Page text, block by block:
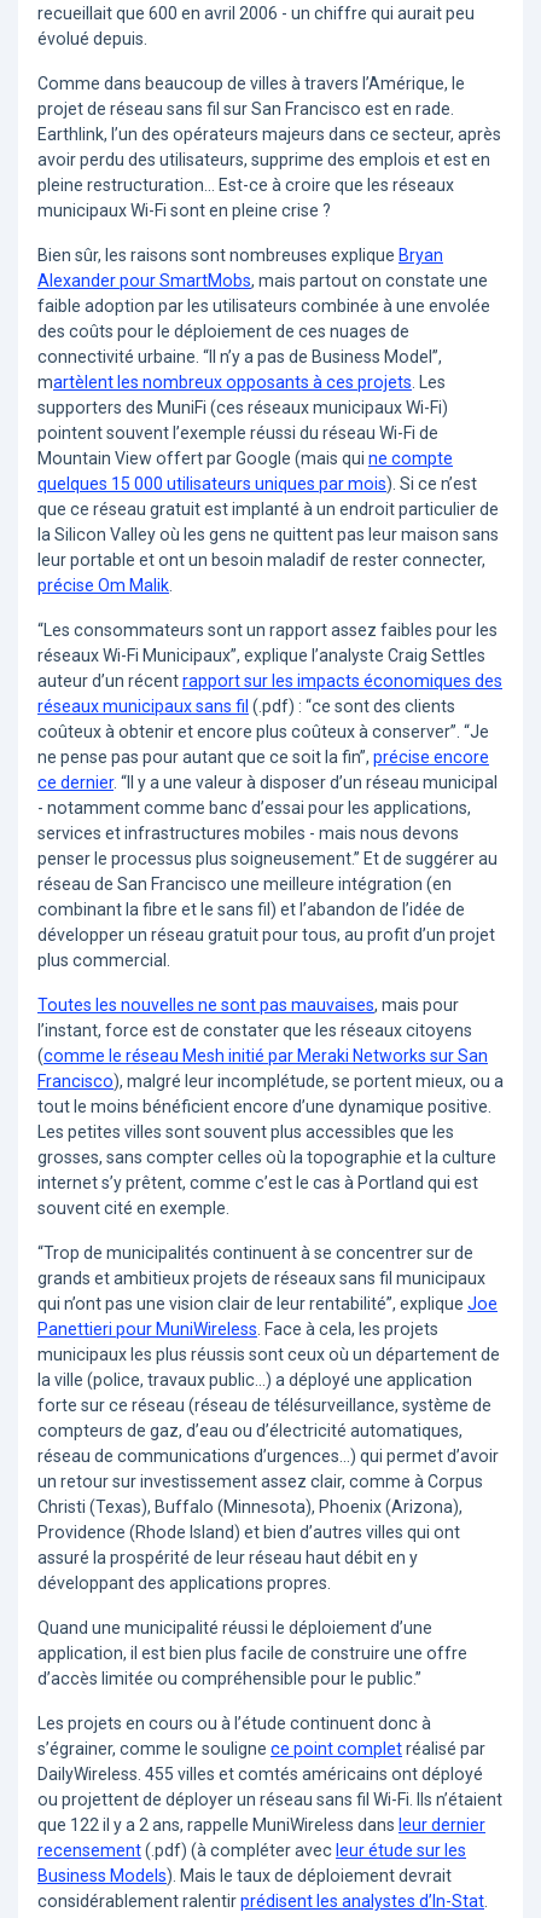
recueillait que 600 en avril 2006 - un chiffre qui aurait peu
évolué depuis.
Comme dans beaucoup de villes à travers l’Amérique, le
projet de réseau sans fil sur San Francisco est en rade.
Earthlink, l’un des opérateurs majeurs dans ce secteur, après
avoir perdu des utilisateurs, supprime des emplois et est en
pleine restructuration… Est-ce à croire que les réseaux
municipaux Wi-Fi sont en pleine crise ?
Bien sûr, les raisons sont nombreuses explique Bryan
Alexander pour SmartMobs, mais partout on constate une
faible adoption par les utilisateurs combinée à une envolée
des coûts pour le déploiement de ces nuages de
connectivité urbaine. “Il n’y a pas de Business Model”,
martèlent les nombreux opposants à ces projets. Les
supporters des MuniFi (ces réseaux municipaux Wi-Fi)
pointent souvent l’exemple réussi du réseau Wi-Fi de
Mountain View offert par Google (mais qui ne compte
quelques 15 000 utilisateurs uniques par mois). Si ce n’est
que ce réseau gratuit est implanté à un endroit particulier de
la Silicon Valley où les gens ne quittent pas leur maison sans
leur portable et ont un besoin maladif de rester connecter,
précise Om Malik.
“Les consommateurs sont un rapport assez faibles pour les
réseaux Wi-Fi Municipaux”, explique l’analyste Craig Settles
auteur d’un récentrapport sur les impacts économiques des
réseaux municipaux sans fil (.pdf) : “ce sont des clients
coûteux à obtenir et encore plus coûteux à conserver”. “Je
ne pense pas pour autant que ce soit la fin”, précise encore
ce dernier. “Il y a une valeur à disposer d’un réseau municipal
- notamment comme banc d’essai pour les applications,
services et infrastructures mobiles - mais nous devons
penser le processus plus soigneusement.” Et de suggérer au
réseau de San Francisco une meilleure intégration (en
combinant la fibre et le sans fil) et l’abandon de l’idée de
développer un réseau gratuit pour tous, au profit d’un projet
plus commercial.
Toutes les nouvelles ne sont pas mauvaises, mais pour
l’instant, force est de constater que les réseaux citoyens
(comme le réseau Mesh initié par Meraki Networks sur San
Francisco), malgré leur incomplétude, se portent mieux, ou a
tout le moins bénéficient encore d’une dynamique positive.
Les petites villes sont souvent plus accessibles que les
grosses, sans compter celles où la topographie et la culture
internet s’y prêtent, comme c’est le cas à Portland qui est
souvent cité en exemple.
“Trop de municipalités continuent à se concentrer sur de
grands et ambitieux projets de réseaux sans fil municipaux
qui n’ont pas une vision clair de leur rentabilité”, explique Joe
Panettieri pour MuniWireless. Face à cela, les projets
municipaux les plus réussis sont ceux où un département de
la ville (police, travaux public…) a déployé une application
forte sur ce réseau (réseau de télésurveillance, système de
compteurs de gaz, d’eau ou d’électricité automatiques,
réseau de communications d’urgences…) qui permet d’avoir
un retour sur investissement assez clair, comme à Corpus
Christi (Texas), Buffalo (Minnesota), Phoenix (Arizona),
Providence (Rhode Island) et bien d’autres villes qui ont
assuré la prospérité de leur réseau haut débit en y
développant des applications propres.
Quand une municipalité réussi le déploiement d’une
application, il est bien plus facile de construire une offre
d’accès limitée ou compréhensible pour le public.”
Les projets en cours ou à l’étude continuent donc à
s’égrainer, comme le souligne ce point completréalisé par
DailyWireless. 455 villes et comtés américains ont déployé
ou projettent de déployer un réseau sans fil Wi-Fi. Ils n’étaient
que 122 il y a 2 ans, rappelle MuniWireless dans leur dernier
recensement(.pdf) (à compléter avec leur étude sur les
Business Models). Mais le taux de déploiement devrait
considérablement ralentirprédisent les analystes d’In-Stat.